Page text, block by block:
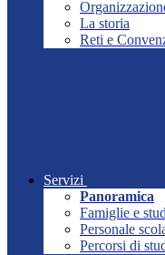
La storia
Reti e
Servizi
Panoramica
Famiglie e
Personale
Percorsi di